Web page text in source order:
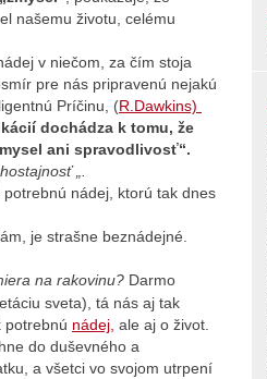
našemu životu, celému
v niečom, za čím stoja
pre nás pripravenú nejakú
Príčinu, (R.Dawkins)
dochádza k tomu, že
ani spravodlivosť“.
„.
nádej, ktorú tak dnes
je strašne beznádejné.
na rakovinu? Darmo
sveta), tá nás aj tak
potrebnú nádej, ale aj o život.
do duševného a
a všetci vo svojom utrpení